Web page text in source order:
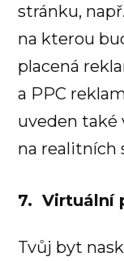
stránku,
na kterou
placená
a PPC
uveden také
na realitních
7. Virtuální
Tvůj byt